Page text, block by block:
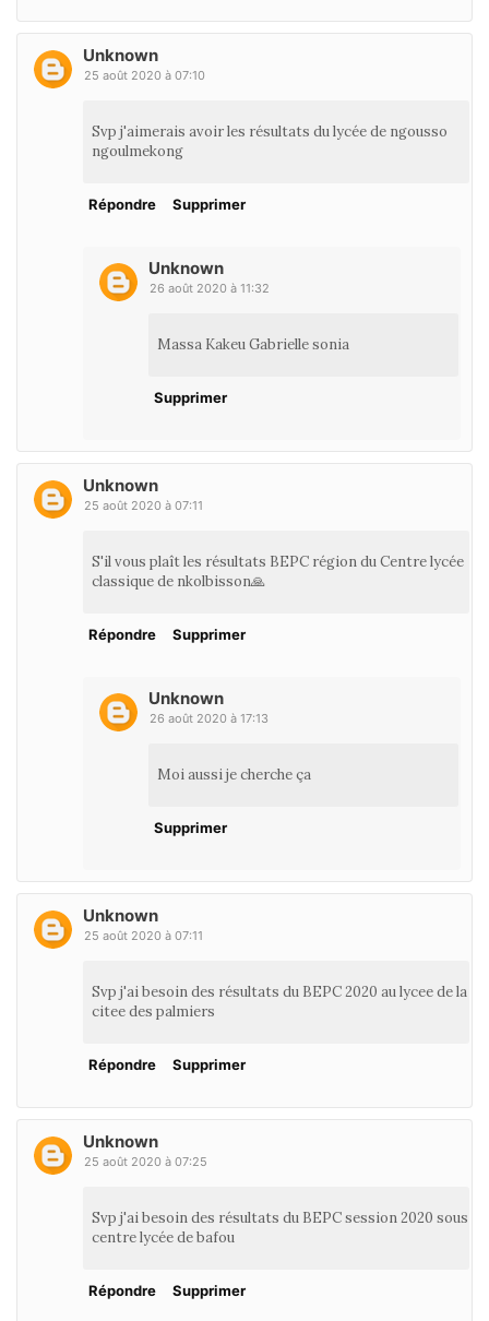
Unknown
25 août 2020 à 07:10
Svp j'aimerais avoir les résultats du lycée de ngousso
ngoulmekong
Répondre Supprimer
Unknown
26 août 2020 à 11:32
Massa Kakeu Gabrielle sonia
Supprimer
Unknown
25 août 2020 à 07:11
S'il vous plaît les résultats BEPC région du Centre lycée
classique de nkolbisson🙏
Répondre Supprimer
Unknown
26 août 2020 à 17:13
Moi aussi je cherche ça
Supprimer
Unknown
25 août 2020 à 07:11
Svp j'ai besoin des résultats du BEPC 2020 au lycee de la
citee des palmiers
Répondre Supprimer
Unknown
25 août 2020 à 07:25
Svp j'ai besoin des résultats du BEPC session 2020 sous
centre lycée de bafou
Répondre Supprimer